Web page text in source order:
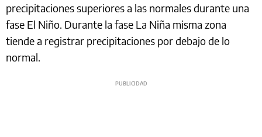
precipitaciones superiores a las normales durante una
fase El Niño. Durante la fase La Niña misma zona
tiende a registrar precipitaciones por debajo de lo
normal.